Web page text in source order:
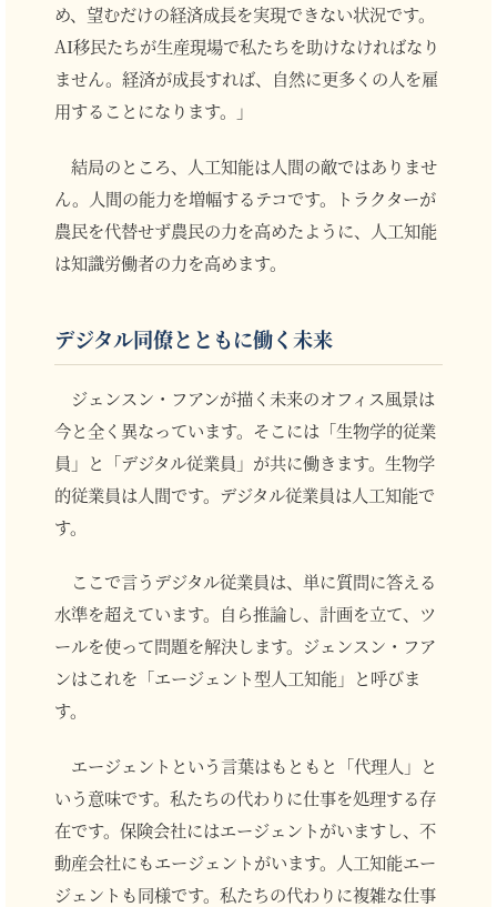
め、望むだけの経済成長を実現できない状況です。
AI移民たちが生産現場で私たちを助けなければなり
ません。経済が成長すれば、自然に更多くの人を雇
用することになります。」
結局のところ、人工知能は人間の敵ではありませ
ん。人間の能力を増幅するテコです。トラクターが
農民を代替せず農民の力を高めたように、人工知能
は知識労働者の力を高めます。
デジタル同僚とともに働く未来
ジェンスン・フアンが描く未来のオフィス風景は
今と全く異なっています。そこには「生物学的従業
員」と「デジタル従業員」が共に働きます。生物学
的従業員は人間です。デジタル従業員は人工知能で
す。
ここで言うデジタル従業員は、単に質問に答える
水準を超えています。自ら推論し、計画を立て、ツ
ールを使って問題を解決します。ジェンスン・フア
ンはこれを「エージェント型人工知能」と呼びま
す。
エージェントという言葉はもともと「代理人」と
いう意味です。私たちの代わりに仕事を処理する存
在です。保険会社にはエージェントがいますし、不
動産会社にもエージェントがいます。人工知能エー
ジェントも同様です。私たちの代わりに複雑な仕事